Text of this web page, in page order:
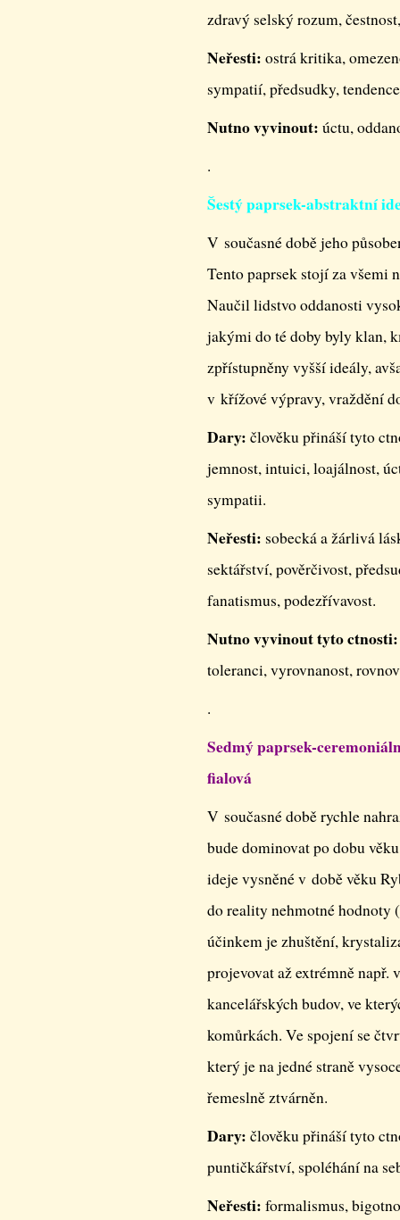
zdravý selský rozum,
Neřesti: ostrá kritika,
sympatií, předsudky,
Nutno vyvinout: úctu,
.
Šestý paprsek-abstraktní
V současné době jeho
Tento paprsek stojí za všemi
Naučil lidstvo oddanosti
jakými do té doby byly klan,
zpřístupněny vyšší ideály,
v křížové výpravy, vraždění
Dary: člověku přináší tyto
jemnost, intuici, loajálnost,
sympatii.
Neřesti: sobecká a žárlivá
sektářství, pověrčivost,
fanatismus, podezřívavost.
Nutno vyvinout tyto ctnosti:
toleranci, vyrovnanost,
.
Sedmý paprsek-
fialová
V současné době rychle
bude dominovat po dobu
ideje vysněné v době věku
do reality nehmotné
účinkem je zhuštění,
projevovat až extrémně např.
kancelářských budov, ve
komůrkách. Ve spojení se
který je na jedné straně
řemeslně ztvárněn.
Dary: člověku přináší tyto
puntičkářství, spoléhání na
Neřesti: formalismus,